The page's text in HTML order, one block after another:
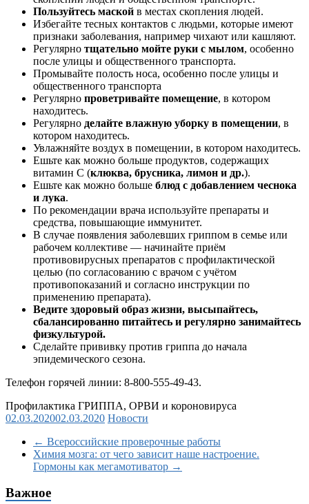
Пользуйтесь маской в местах скопления людей.
Избегайте тесных контактов с людьми, которые имеют
признаки заболевания, например чихают или кашляют.
Регулярно тщательно мойте руки с мылом, особенно
после улицы и общественного транспорта.
Промывайте полость носа, особенно после улицы и
общественного транспорта
Регулярно проветривайте помещение, в котором
находитесь.
Регулярно делайте влажную уборку в помещении, в
котором находитесь.
Увлажняйте воздух в помещении, в котором находитесь.
Ешьте как можно больше продуктов, содержащих
витамин С (клюква, брусника, лимон и др.).
Ешьте как можно больше блюд с добавлением чеснока
и лука.
По рекомендации врача используйте препараты и
средства, повышающие иммунитет.
В случае появления заболевших гриппом в семье или
рабочем коллективе — начинайте приём
противовирусных препаратов с профилактической
целью (по согласованию с врачом с учётом
противопоказаний и согласно инструкции по
применению препарата).
Ведите здоровый образ жизни, высыпайтесь,
сбалансированно питайтесь и регулярно занимайтесь
физкультурой.
Сделайте прививку против гриппа до начала
эпидемического сезона.
Телефон горячей линии: 8-800-555-49-43.
Профилактика ГРИППА, ОРВИ и короновируса
02.03.202002.03.2020 Новости
← Всероссийские проверочные работы
Химия мозга: от чего зависит наше настроение.
Гормоны как мегамотиватор →
Важное